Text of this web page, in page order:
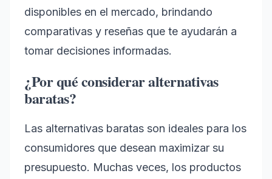
disponibles en el mercado, brindando
comparativas y reseñas que te ayudarán a
tomar decisiones informadas.
¿Por qué considerar alternativas
baratas?
Las alternativas baratas son ideales para los
consumidores que desean maximizar su
presupuesto. Muchas veces, los productos